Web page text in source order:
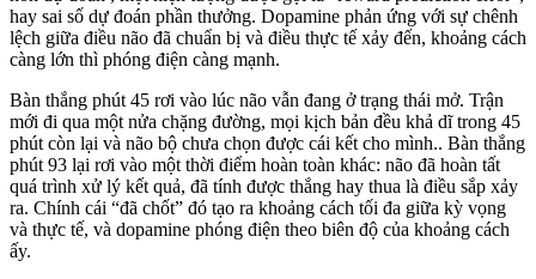
hay sai số dự đoán phần thưởng. Dopamine phản ứng với sự chênh
lệch giữa điều não đã chuẩn bị và điều thực tế xảy đến, khoảng cách
càng lớn thì phóng điện càng mạnh.
Bàn thắng phút 45 rơi vào lúc não vẫn đang ở trạng thái mở. Trận
mới đi qua một nửa chặng đường, mọi kịch bản đều khả dĩ trong 45
phút còn lại và não bộ chưa chọn được cái kết cho mình.. Bàn thắng
phút 93 lại rơi vào một thời điểm hoàn toàn khác: não đã hoàn tất
quá trình xử lý kết quả, đã tính được thắng hay thua là điều sắp xảy
ra. Chính cái “đã chốt” đó tạo ra khoảng cách tối đa giữa kỳ vọng
và thực tế, và dopamine phóng điện theo biên độ của khoảng cách
ấy.